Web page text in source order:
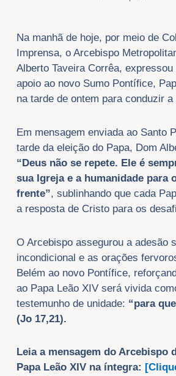
Na manhã de hoje, por meio de
Imprensa, o Arcebispo
Alberto Taveira Corrêa,
apoio ao novo Sumo Pontífice,
na tarde de ontem para conduzir
Em mensagem enviada ao Santo
tarde da eleição do Papa, Dom
“Deus não se repete. Ele é
sua Igreja e a humanidade para
frente”, sublinhando que cada
a resposta de Cristo para os
O Arcebispo assegurou a adesão
incondicional e as orações
Belém ao novo Pontífice,
ao Papa Leão XIV será vivida
testemunho de unidade: “para
(Jo 17,21).
Leia a mensagem do Arcebispo
Papa Leão XIV na íntegra: